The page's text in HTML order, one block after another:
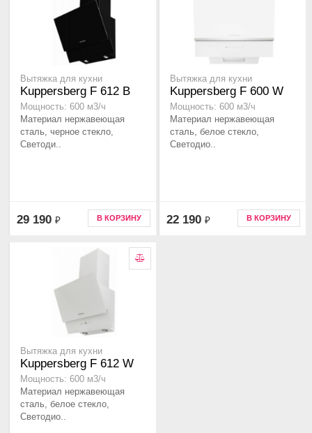
Вытяжка для кухни
Kuppersberg F 612 B
Мощность: 600 м3/ч
Материал нержавеющая
сталь, черное стекло,
Светоди..
29 190 ₽ В КОРЗИНУ
Вытяжка для кухни
Kuppersberg F 600 W
Мощность: 600 м3/ч
Материал нержавеющая
сталь, белое стекло,
Светодио..
22 190 ₽ В КОРЗИНУ
Вытяжка для кухни
Kuppersberg F 612 W
Мощность: 600 м3/ч
Материал нержавеющая
сталь, белое стекло,
Светодио..